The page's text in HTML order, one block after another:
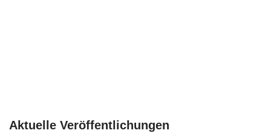
Aktuelle Veröffentlichungen